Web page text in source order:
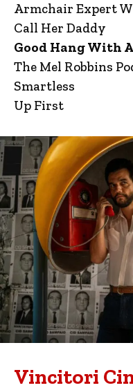
Armchair Expert
Call Her Daddy
Good Hang With
The Mel Robbins
Smartless
Up First
Vincitori